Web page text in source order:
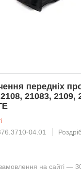
передніх
21083, 2109,
04.01
на сайті —